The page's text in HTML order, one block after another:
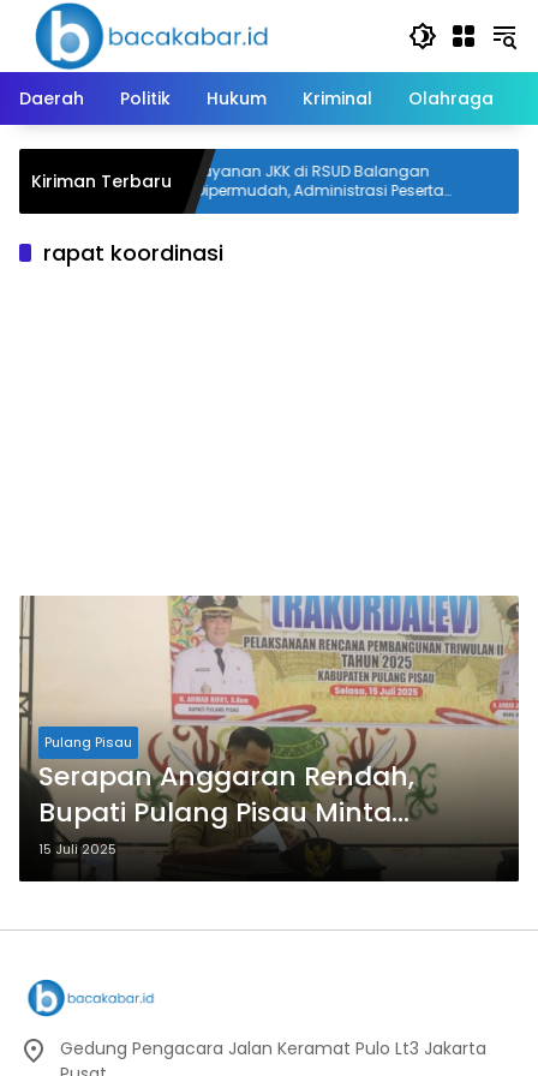
Langsung
konten
Daerah
Politik Hukum Kriminal Olahraga
Kiriman Terbaru
Pulang
Layanan JKK di RSUD Balangan
Dipermudah, Administrasi Peserta
Disinkronkan
rapat koordinasi
Pulang Pisau
Serapan Anggaran Rendah,
Bupati Pulang Pisau Minta
Percepatan
15 Juli 2025
Gedung Pengacara Jalan Keramat Pulo Lt3 Jakarta